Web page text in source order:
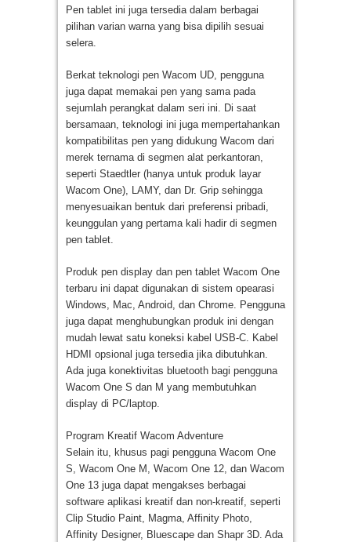
Pen tablet ini juga tersedia dalam berbagai
pilihan varian warna yang bisa dipilih sesuai
selera.
Berkat teknologi pen Wacom UD, pengguna
juga dapat memakai pen yang sama pada
sejumlah perangkat dalam seri ini. Di saat
bersamaan, teknologi ini juga mempertahankan
kompatibilitas pen yang didukung Wacom dari
merek ternama di segmen alat perkantoran,
seperti Staedtler (hanya untuk produk layar
Wacom One), LAMY, dan Dr. Grip sehingga
menyesuaikan bentuk dari preferensi pribadi,
keunggulan yang pertama kali hadir di segmen
pen tablet.
Produk pen display dan pen tablet Wacom One
terbaru ini dapat digunakan di sistem opearasi
Windows, Mac, Android, dan Chrome. Pengguna
juga dapat menghubungkan produk ini dengan
mudah lewat satu koneksi kabel USB-C. Kabel
HDMI opsional juga tersedia jika dibutuhkan.
Ada juga konektivitas bluetooth bagi pengguna
Wacom One S dan M yang membutuhkan
display di PC/laptop.
Program Kreatif Wacom Adventure
Selain itu, khusus pagi pengguna Wacom One
S, Wacom One M, Wacom One 12, dan Wacom
One 13 juga dapat mengakses berbagai
software aplikasi kreatif dan non-kreatif, seperti
Clip Studio Paint, Magma, Affinity Photo,
Affinity Designer, Bluescape dan Shapr 3D. Ada